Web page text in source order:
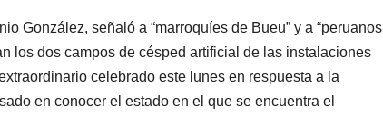
González, señaló a “marroquíes de Bueu” y a “peruanos
los dos campos de césped artificial de las instalaciones
celebrado este lunes en respuesta a la
en conocer el estado en el que se encuentra el